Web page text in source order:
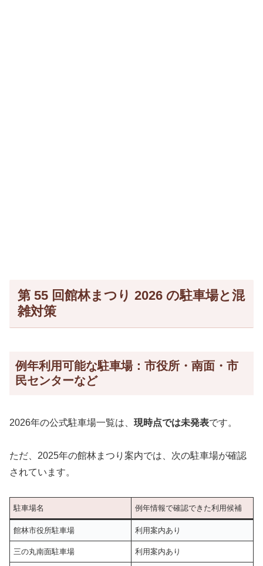
第 55 回館林まつり 2026 の駐車場と混
雑対策
例年利用可能な駐車場：市役所・南面・市
民センターなど
2026年の公式駐車場一覧は、 現時点では未発表です。
ただ、2025年の館林まつり案内では、次の駐車場が確認
されています。
駐車場名 例年情報で確認できた利用候補
館林市役所駐車場 利用案内あり
三の丸南面駐車場 利用案内あり